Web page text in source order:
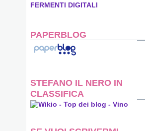
FERMENTI DIGITALI
PAPERBLOG
STEFANO IL NERO IN
CLASSIFICA